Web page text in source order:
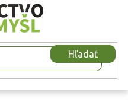
Hľadať